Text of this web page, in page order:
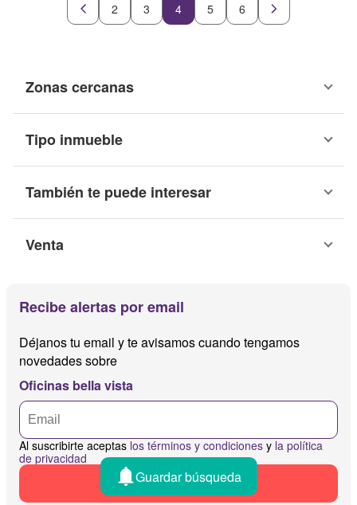
2 3 4 5 6
Zonas cercanas
Tipo inmueble
También te puede interesar
Venta
Recibe alertas por email
Déjanos tu email y te avisamos cuando tengamos
novedades sobre
Oficinas bella vista
Al suscribirte aceptas los términos y condiciones y la política
de privacidad
Recibir alertas
Guardar búsqueda